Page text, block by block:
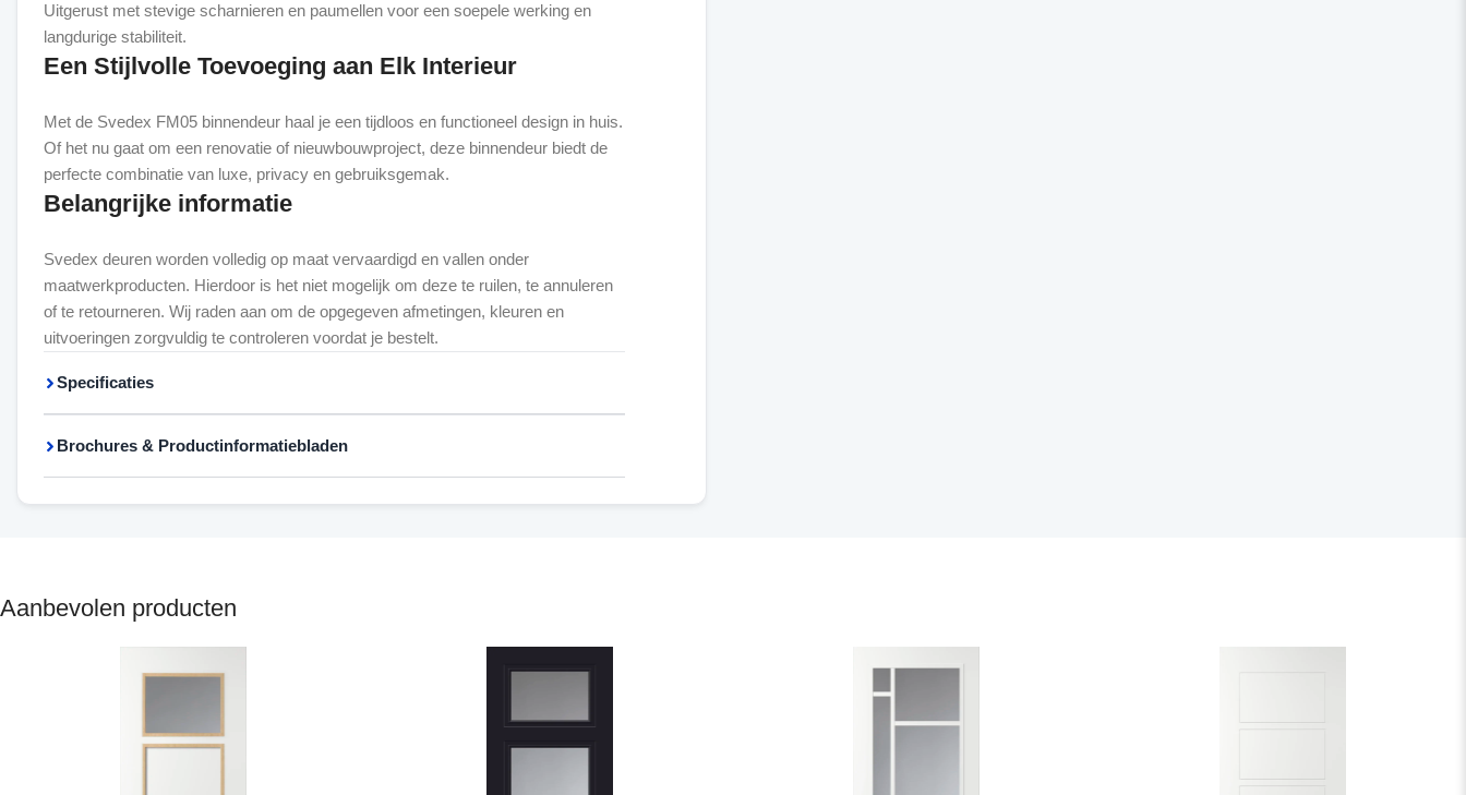
Uitgerust met stevige scharnieren en paumellen voor een soepele werking en
Een Stijlvolle Toevoeging aan Elk Interieur
Met de Svedex FM05 binnendeur haal je een tijdloos en functioneel design in huis.
Of het nu gaat om een renovatie of nieuwbouwproject, deze binnendeur biedt de
Belangrijke informatie
Svedex deuren worden volledig op maat vervaardigd en vallen onder
maatwerkproducten. Hierdoor is het niet mogelijk om deze te ruilen, te annuleren
of te retourneren. Wij raden aan om de opgegeven afmetingen, kleuren en
uitvoeringen zorgvuldig te controleren voordat je bestelt.
Specificaties
Brochures & Productinformatiebladen
Aanbevolen producten